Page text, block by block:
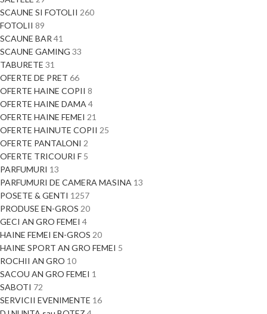
SCAUNE SI FOTOLII 260
FOTOLII 89
SCAUNE BAR 41
SCAUNE GAMING 33
TABURETE 31
OFERTE DE PRET 66
OFERTE HAINE COPII 8
OFERTE HAINE DAMA 4
OFERTE HAINE FEMEI 21
OFERTE HAINUTE COPII 25
OFERTE PANTALONI 2
OFERTE TRICOURI F 5
PARFUMURI 13
PARFUMURI DE CAMERA MASINA 13
POSETE & GENTI 1257
PRODUSE EN-GROS 20
GECI AN GRO FEMEI 4
HAINE FEMEI EN-GROS 20
HAINE SPORT AN GRO FEMEI 5
ROCHII AN GRO 10
SACOU AN GRO FEMEI 1
SABOTI 72
SERVICII EVENIMENTE 16